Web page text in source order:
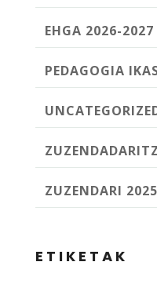
EHGA 2026-2027
PEDAGOGIA
ZUZENDARI
ETIKETAK